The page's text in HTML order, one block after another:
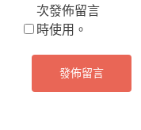
次發佈留言
時使用。